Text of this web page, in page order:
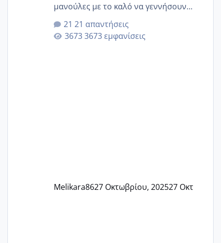
μανούλες με το καλό να γεννήσουν
αυτές που ήδη περιμένουν. Να πάρουν
γερα μωράκια στην αγκαλίτσα τους
🙏🏼🙏🏼 Ας πάμε λοιπόν στο θέμα μου.
21 απαντήσεις
3673 εμφανίσεις
Melikara8627 Οκτωβρίου, 202527 Οκτ